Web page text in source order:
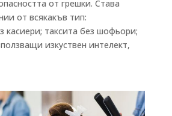
от грешки. Става
от всякакъв тип:
касиери; таксита без шофьори;
изкуствен интелект,